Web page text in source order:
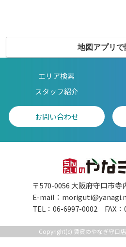
地図アプリで
エリア検索
スタッフ紹介
お問い合わせ
〒570-0056 大阪府守口市寺
E-mail：
TEL：06-6997-0002 FAX：
Copyright(c) 賃貸のやなぎ守口